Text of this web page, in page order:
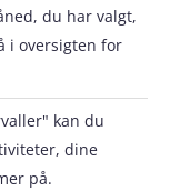
du har valgt,
i oversigten for
kan du
dine
på.